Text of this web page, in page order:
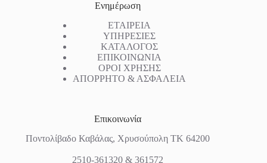
Ενημέρωση
ΕΤΑΙΡΕΙΑ
ΥΠΗΡΕΣΙΕΣ
ΚΑΤΑΛΟΓΟΣ
ΕΠΙΚΟΙΝΩΝΙΑ
ΟΡΟΙ ΧΡΗΣΗΣ
ΑΠΟΡΡΗΤΟ & ΑΣΦΑΛΕΙΑ
Επικοινωνία
Ποντολίβαδο Καβάλας, Χρυσούπολη ΤΚ 64200
2510-361320 & 361572